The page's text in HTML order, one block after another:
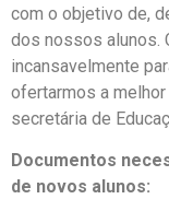
com o objetivo de,
dos nossos alunos.
incansavelmente
ofertarmos a
secretária de
Documentos
de novos alunos: